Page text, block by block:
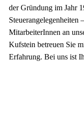
der Gründung im Jahr
Steuerangelegenheiten
MitarbeiterInnen an
Kufstein betreuen Sie
Erfahrung. Bei uns ist